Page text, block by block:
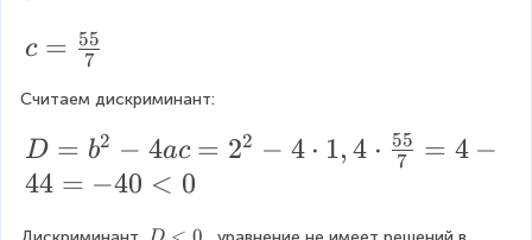
^
{
}
\
ri
h
t)
=
{
2
}
\
\
a
^
2
}
a
^
2
}
t
=
-
8
1
}
x
{
1
}
+
2
+
\f
r
=
0
4
2
c
\f
r
a
c = 7
55
Считаем дискриминант:
D
=
D = b2 − 4ac = 22 − 4 ⋅ 1, 4 ⋅ 7
55 = 4 −
44 = −40 < 0